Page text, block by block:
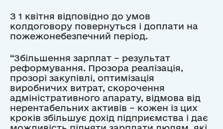
З 1 квітня відповідно до умов
колдоговору повернуться і доплати на
пожежонебезпечний період.
“Збільшення зарплат – результат
реформування. Прозора реалізація,
прозорі закупівлі, оптимізація
виробничих витрат, скорочення
адміністративного апарату, відмова від
нерентабельних активів – кожен із цих
кроків збільшує дохід підприємства і дає